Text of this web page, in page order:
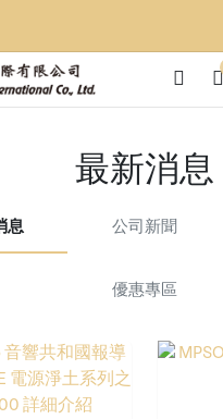
最新消息
息 公司新聞
優惠專區